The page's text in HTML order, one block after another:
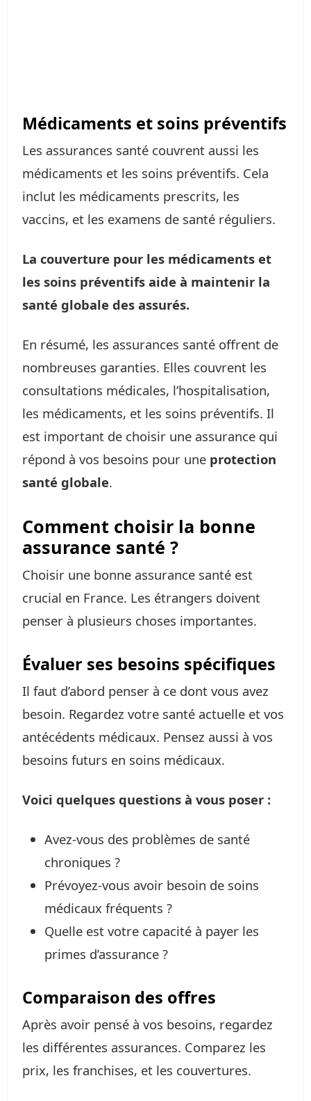
Médicaments et soins préventifs
Les assurances santé couvrent aussi les
médicaments et les soins préventifs. Cela
inclut les médicaments prescrits, les
vaccins, et les examens de santé réguliers.
La couverture pour les médicaments et
les soins préventifs aide à maintenir la
santé globale des assurés.
En résumé, les assurances santé offrent de
nombreuses garanties. Elles couvrent les
consultations médicales, l’hospitalisation,
les médicaments, et les soins préventifs. Il
est important de choisir une assurance qui
répond à vos besoins pour une protection
santé globale.
Comment choisir la bonne
assurance santé ?
Choisir une bonne assurance santé est
crucial en France. Les étrangers doivent
penser à plusieurs choses importantes.
Évaluer ses besoins spécifiques
Il faut d’abord penser à ce dont vous avez
besoin. Regardez votre santé actuelle et vos
antécédents médicaux. Pensez aussi à vos
besoins futurs en soins médicaux.
Voici quelques questions à vous poser :
Avez-vous des problèmes de santé
chroniques ?
Prévoyez-vous avoir besoin de soins
médicaux fréquents ?
Quelle est votre capacité à payer les
primes d’assurance ?
Comparaison des offres
Après avoir pensé à vos besoins, regardez
les différentes assurances. Comparez les
prix, les franchises, et les couvertures.